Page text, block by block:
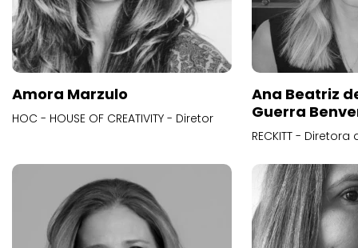
Amora Marzulo
HOC - HOUSE OF CREATIVITY - Diretor
Ana Beatriz
Guerra
RECKITT -